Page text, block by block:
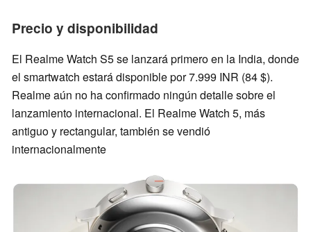
Precio y disponibilidad
El Realme Watch S5 se lanzará primero en la India, donde
el smartwatch estará disponible por 7.999 INR (84 $).
Realme aún no ha confirmado ningún detalle sobre el
lanzamiento internacional. El Realme Watch 5, más
antiguo y rectangular, también se vendió
internacionalmente